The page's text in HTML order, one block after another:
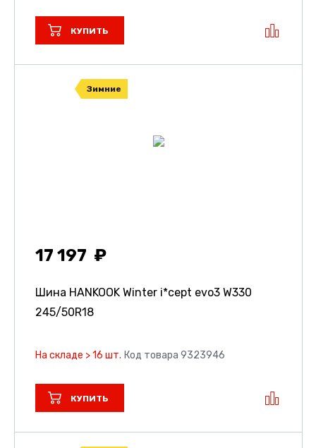
КУПИТЬ
Зимние
17 197
Шина HANKOOK Winter i*cept evo3 W330
245/50R18
На складе > 16 шт. Код товара 9323946
КУПИТЬ